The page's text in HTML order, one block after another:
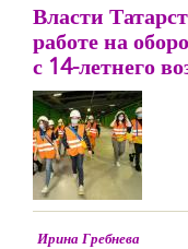
Власти
работе на
с 14-летнего
Ирина Гребнева